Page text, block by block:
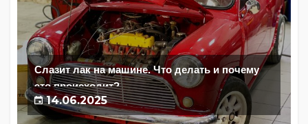
Слазит лак на машине. Что делать и почему
это происходит?
14.06.2025